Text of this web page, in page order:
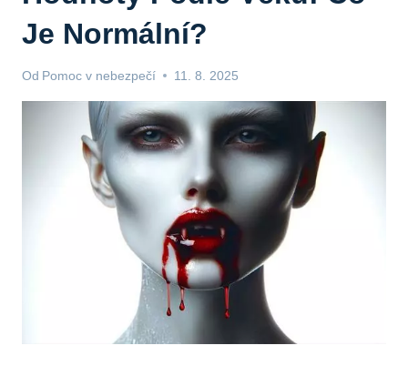
Je Normální?
Od Pomoc v nebezpečí 11. 8. 2025